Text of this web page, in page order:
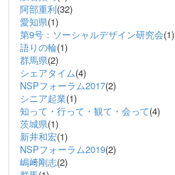
阿部重利(32)
愛知県(1)
第9号：ソーシャルデザイン研究会(1)
語りの輪(1)
群馬県(2)
シェアタイム(4)
NSPフォーラム2017(2)
シニア起業(1)
知って・行って・観て・会って(4)
茨城県(1)
新井和宏(1)
NSPフォーラム2019(2)
嶋﨑剛志(2)